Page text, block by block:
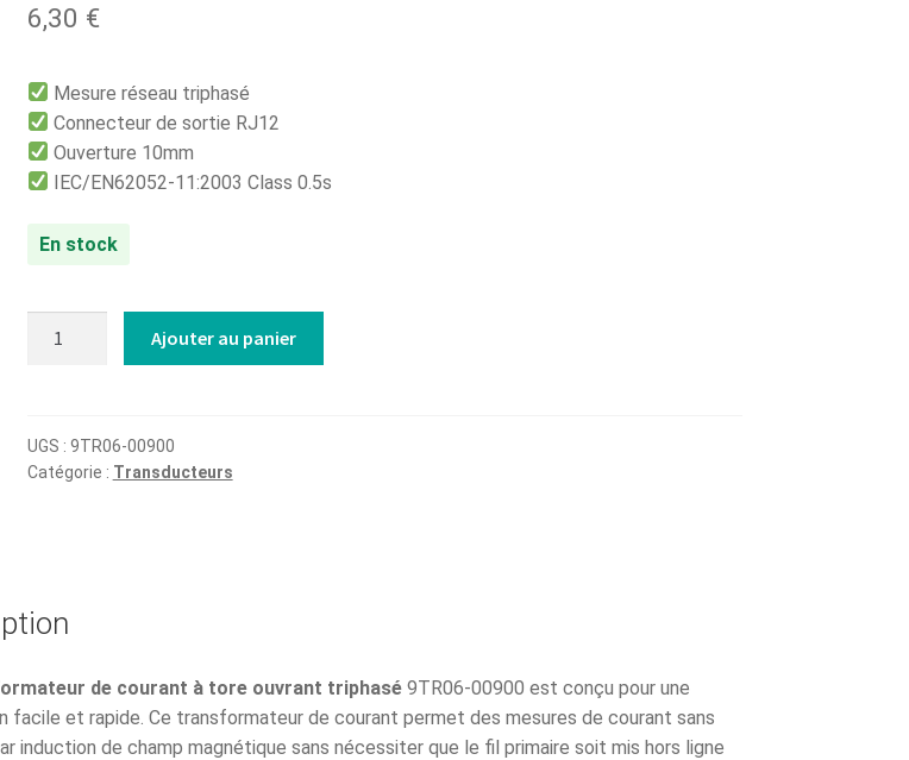
6,30 €
Mesure réseau triphasé
Connecteur de sortie RJ12
Ouverture 10mm
IEC/EN62052-11:2003 Class 0.5s
En stock
courant
50A
10mm
333mV
Ajouter au panier
UGS : 9TR06-00900
Catégorie : Transducteurs
de courant à tore ouvrant triphasé 9TR06-00900 est conçu pour une
facile et rapide. Ce transformateur de courant permet des mesures de courant sans
induction de champ magnétique sans nécessiter que le fil primaire soit mis hors ligne